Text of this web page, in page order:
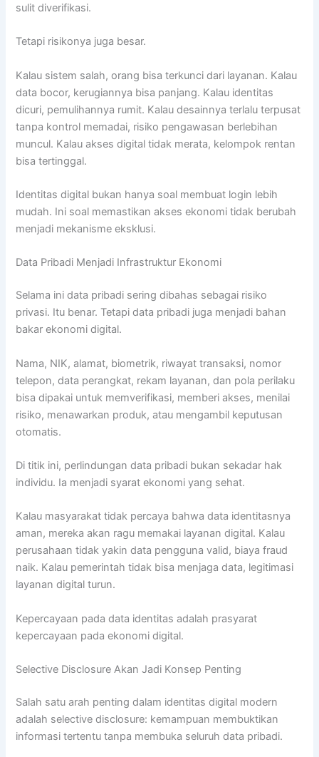
sulit diverifikasi.
Tetapi risikonya juga besar.
Kalau sistem salah, orang bisa terkunci dari layanan. Kalau
data bocor, kerugiannya bisa panjang. Kalau identitas
dicuri, pemulihannya rumit. Kalau desainnya terlalu terpusat
tanpa kontrol memadai, risiko pengawasan berlebihan
muncul. Kalau akses digital tidak merata, kelompok rentan
bisa tertinggal.
Identitas digital bukan hanya soal membuat login lebih
mudah. Ini soal memastikan akses ekonomi tidak berubah
menjadi mekanisme eksklusi.
Data Pribadi Menjadi Infrastruktur Ekonomi
Selama ini data pribadi sering dibahas sebagai risiko
privasi. Itu benar. Tetapi data pribadi juga menjadi bahan
bakar ekonomi digital.
Nama, NIK, alamat, biometrik, riwayat transaksi, nomor
telepon, data perangkat, rekam layanan, dan pola perilaku
bisa dipakai untuk memverifikasi, memberi akses, menilai
risiko, menawarkan produk, atau mengambil keputusan
otomatis.
Di titik ini, perlindungan data pribadi bukan sekadar hak
individu. Ia menjadi syarat ekonomi yang sehat.
Kalau masyarakat tidak percaya bahwa data identitasnya
aman, mereka akan ragu memakai layanan digital. Kalau
perusahaan tidak yakin data pengguna valid, biaya fraud
naik. Kalau pemerintah tidak bisa menjaga data, legitimasi
layanan digital turun.
Kepercayaan pada data identitas adalah prasyarat
kepercayaan pada ekonomi digital.
Selective Disclosure Akan Jadi Konsep Penting
Salah satu arah penting dalam identitas digital modern
adalah selective disclosure: kemampuan membuktikan
informasi tertentu tanpa membuka seluruh data pribadi.